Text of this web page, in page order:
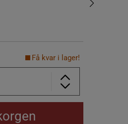
Få kvar i lager!